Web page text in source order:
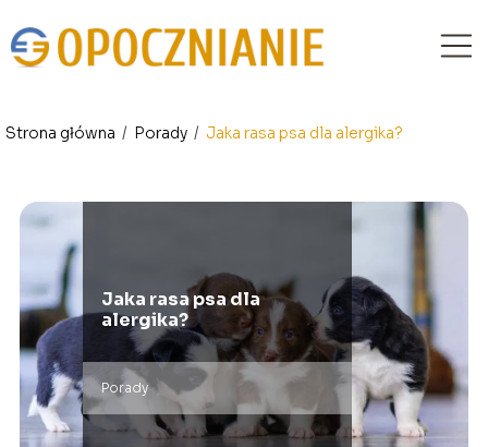
Strona główna / Porady / Jaka rasa psa dla alergika?
Jaka rasa psa dla
alergika?
Porady